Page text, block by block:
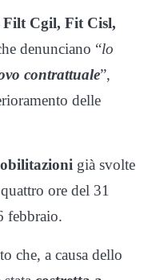
Filt Cgil, Fit Cisl,
denunciano “lo
contrattuale”,
delle
già svolte
ore del 31
febbraio.
che, a causa dello